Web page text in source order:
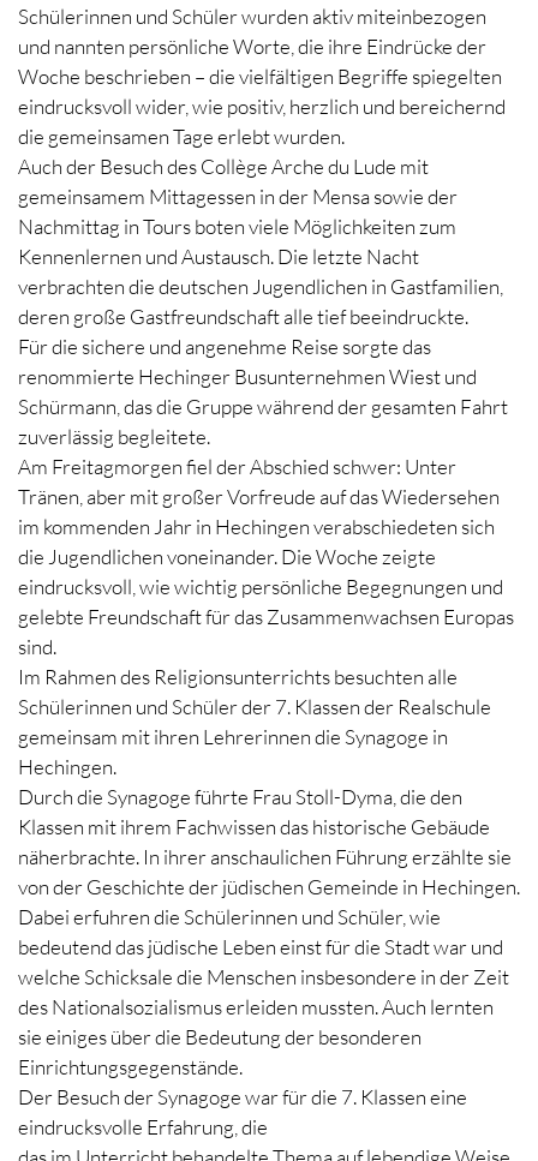
Schülerinnen und Schüler wurden aktiv miteinbezogen
und nannten persönliche Worte, die ihre Eindrücke der
Woche beschrieben – die vielfältigen Begriffe spiegelten
eindrucksvoll wider, wie positiv, herzlich und bereichernd
die gemeinsamen Tage erlebt wurden.
Auch der Besuch des Collège Arche du Lude mit
gemeinsamem Mittagessen in der Mensa sowie der
Nachmittag in Tours boten viele Möglichkeiten zum
Kennenlernen und Austausch. Die letzte Nacht
verbrachten die deutschen Jugendlichen in Gastfamilien,
deren große Gastfreundschaft alle tief beeindruckte.
Für die sichere und angenehme Reise sorgte das
renommierte Hechinger Busunternehmen Wiest und
Schürmann, das die Gruppe während der gesamten Fahrt
zuverlässig begleitete.
Am Freitagmorgen fiel der Abschied schwer: Unter
Tränen, aber mit großer Vorfreude auf das Wiedersehen
im kommenden Jahr in Hechingen verabschiedeten sich
die Jugendlichen voneinander. Die Woche zeigte
eindrucksvoll, wie wichtig persönliche Begegnungen und
gelebte Freundschaft für das Zusammenwachsen Europas
sind.
Im Rahmen des Religionsunterrichts besuchten alle
Schülerinnen und Schüler der 7. Klassen der Realschule
gemeinsam mit ihren Lehrerinnen die Synagoge in
Hechingen.
Durch die Synagoge führte Frau Stoll-Dyma, die den
Klassen mit ihrem Fachwissen das historische Gebäude
näherbrachte. In ihrer anschaulichen Führung erzählte sie
von der Geschichte der jüdischen Gemeinde in Hechingen.
Dabei erfuhren die Schülerinnen und Schüler, wie
bedeutend das jüdische Leben einst für die Stadt war und
welche Schicksale die Menschen insbesondere in der Zeit
des Nationalsozialismus erleiden mussten. Auch lernten
sie einiges über die Bedeutung der besonderen
Einrichtungsgegenstände.
Der Besuch der Synagoge war für die 7. Klassen eine
eindrucksvolle Erfahrung, die